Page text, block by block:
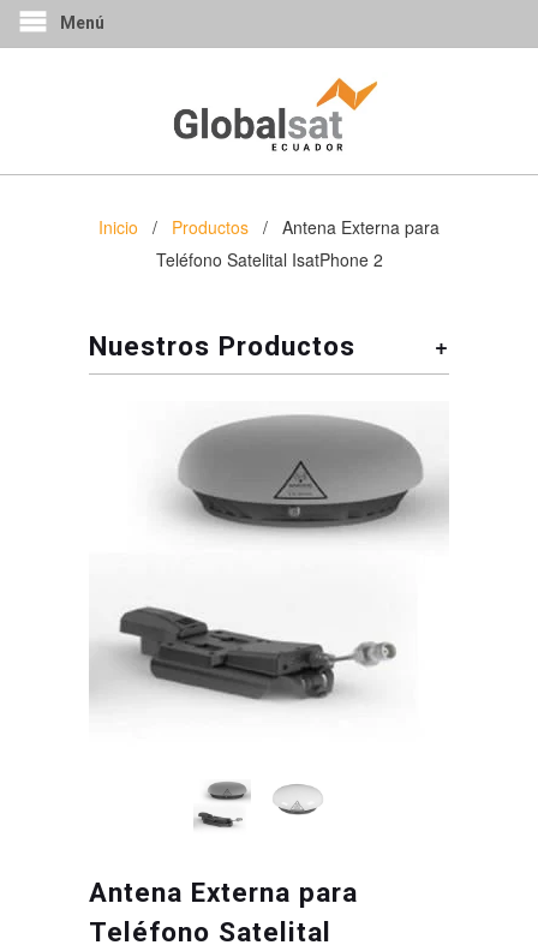
Menú
Inicio / Productos / Antena Externa para
Teléfono Satelital IsatPhone 2
+
Nuestros Productos
Antena Externa para
Teléfono Satelital